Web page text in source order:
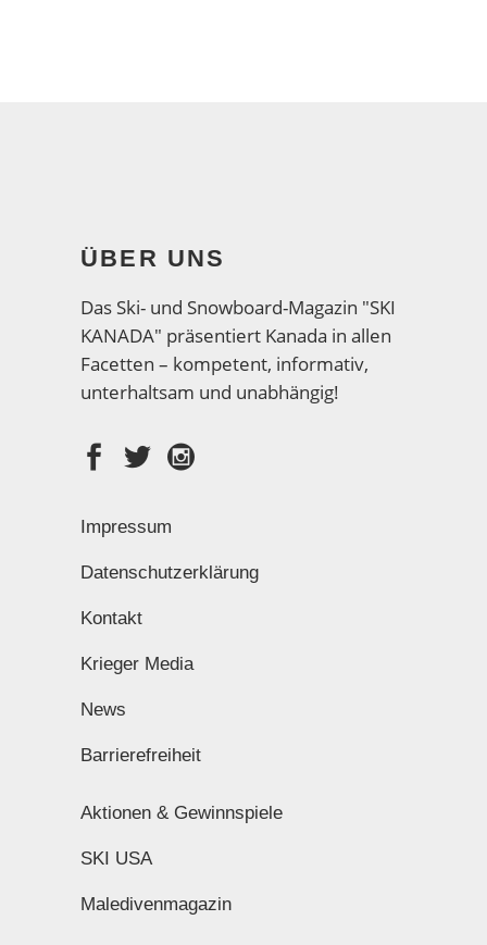
ÜBER UNS
Das Ski- und Snowboard-Magazin "SKI
KANADA" präsentiert Kanada in allen
Facetten – kompetent, informativ,
unterhaltsam und unabhängig!
Impressum
Datenschutzerklärung
Kontakt
Krieger Media
News
Barrierefreiheit
Aktionen & Gewinnspiele
SKI USA
Maledivenmagazin